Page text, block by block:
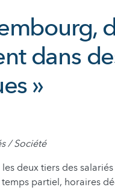
dans
»
/ Société
les deux tiers des
partiel, horaires